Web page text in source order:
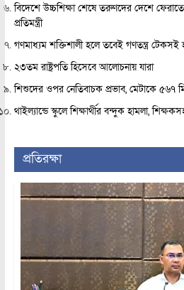
বিদেশে উচ্চশিক্ষা শেষে তরুণদের দেশে
প্রতিমন্ত্রী
গণমাধ্যম শক্তিশালী হলে তবেই গণতন্ত্র
২৩তম রাষ্ট্রপতি হিসেবে আলোচনায় যারা
শিশুদের ওপর নেতিবাচক প্রভাব, মেটাকে ৫৬৭
থাইল্যান্ডে স্কুলে শিক্ষার্থীর বন্দুক হামলা,
প্রতিরক্ষা